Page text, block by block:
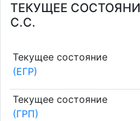
ТЕКУЩЕЕ
С.С.
Текущее состояние
(ЕГР)
Текущее состояние
(ГРП)